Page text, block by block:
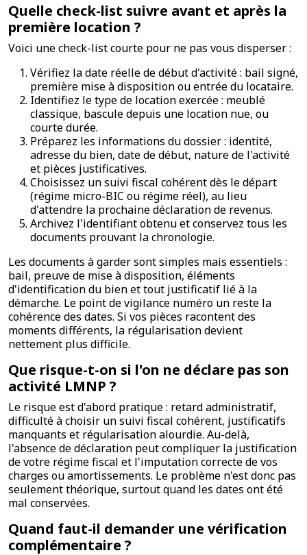
Quelle check-list suivre avant et après la
première location ?
Voici une check-list courte pour ne pas vous disperser :
Vérifiez la date réelle de début d'activité : bail signé,
première mise à disposition ou entrée du locataire.
Identifiez le type de location exercée : meublé
classique, bascule depuis une location nue, ou
courte durée.
Préparez les informations du dossier : identité,
adresse du bien, date de début, nature de l'activité
et pièces justificatives.
Choisissez un suivi fiscal cohérent dès le départ
(régime micro-BIC ou régime réel), au lieu
d'attendre la prochaine déclaration de revenus.
Archivez l'identifiant obtenu et conservez tous les
documents prouvant la chronologie.
Les documents à garder sont simples mais essentiels :
bail, preuve de mise à disposition, éléments
d'identification du bien et tout justificatif lié à la
démarche. Le point de vigilance numéro un reste la
cohérence des dates. Si vos pièces racontent des
moments différents, la régularisation devient
nettement plus difficile.
Que risque-t-on si l'on ne déclare pas son
activité LMNP ?
Le risque est d'abord pratique : retard administratif,
difficulté à choisir un suivi fiscal cohérent, justificatifs
manquants et régularisation alourdie. Au-delà,
l'absence de déclaration peut compliquer la justification
de votre régime fiscal et l'imputation correcte de vos
charges ou amortissements. Le problème n'est donc pas
seulement théorique, surtout quand les dates ont été
mal conservées.
Quand faut-il demander une vérification
complémentaire ?